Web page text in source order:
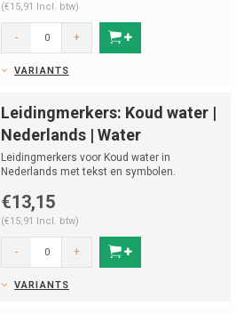
(€15,91 Incl. btw)
- +
VARIANTS
Leidingmerkers: Koud water |
Nederlands | Water
Leidingmerkers voor Koud water in
Nederlands met tekst en symbolen.
€13,15
(€15,91 Incl. btw)
- +
VARIANTS